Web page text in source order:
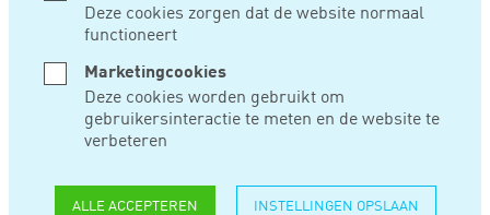
Deze cookies zorgen dat de website normaal
functioneert
Marketingcookies
Deze cookies worden gebruikt om
gebruikersinteractie te meten en de website te
verbeteren
ALLE ACCEPTEREN INSTELLINGEN OPSLAAN
EINDE UITSTEL? IN
ÉÉN KEER
TERUGBETALEN
NIET NODIG